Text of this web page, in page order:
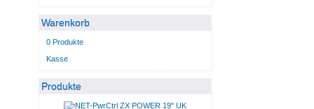
Warenkorb
0 Produkte
Kasse
Produkte